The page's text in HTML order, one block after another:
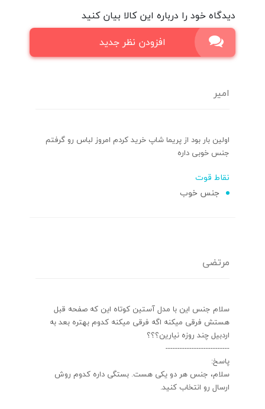
دیدگاه خود را درباره این کالا بیان کنید
افزودن نظر جدید
امیر
اولین بار بود از پریما شاپ خرید کردم امروز لباس رو گرفتم
جنس خوبی داره
نقاط قوت
جنس خوب
مرتضی
سلام جنس این با مدل آستین کوتاه این که صفحه قبل
هستش فرقی میکنه اگه فرقی میکنه کدوم بهتره بعد به
اردبیل چند روزه نیارین؟؟؟
---------------------------
پاسخ:
سلام، جنس هر دو یکی هست. بستگی داره کدوم روش
ارسال رو انتخاب کنید.